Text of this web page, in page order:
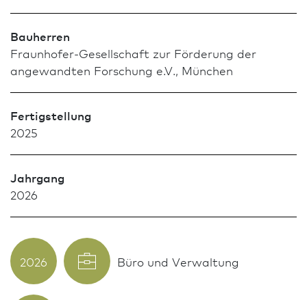
Bauherren
Fraunhofer-Gesellschaft zur Förderung der
angewandten Forschung e.V., München
Fertigstellung
2025
Jahrgang
2026
2026 Büro und Verwaltung